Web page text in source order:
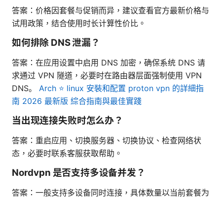
答案：价格因套餐与促销而异，建议查看官方最新价格与
试用政策，结合使用时长计算性价比。
如何排除 DNS 泄漏？
答案：在应用设置中启用 DNS 加密，确保系统 DNS 请
求通过 VPN 隧道，必要时在路由器层面强制使用 VPN
DNS。 Arch ⭐ linux 安裝和配置 proton vpn 的詳細指
南 2026 最新版 綜合指南與最佳實踐
当出现连接失败时怎么办？
答案：重启应用、切换服务器、切换协议、检查网络状
态，必要时联系客服获取帮助。
Nordvpn 是否支持多设备并发？
答案：一般支持多设备同时连接，具体数量以当前套餐为